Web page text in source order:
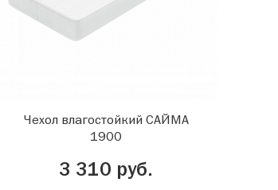
Чехол влагостойкий САЙМА
1900
3 310 руб.